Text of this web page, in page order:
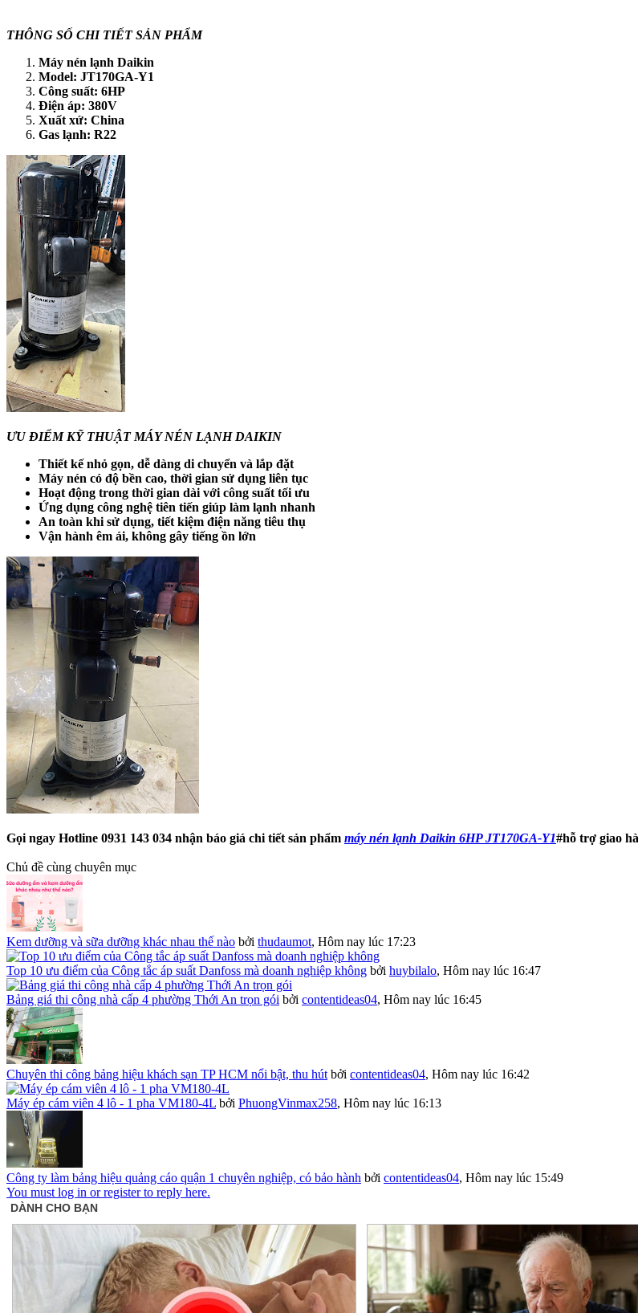
THÔNG SỐ CHI TIẾT SẢN PHẨM
Máy nén lạnh Daikin
Model: JT170GA-Y1
Công suất: 6HP
Điện áp: 380V
Xuất xứ: China
Gas lạnh: R22
ƯU ĐIỂM KỸ THUẬT MÁY NÉN LẠNH DAIKIN
Thiết kế nhỏ gọn, dễ dàng di chuyển và lắp đặt
Máy nén có độ bền cao, thời gian sử dụng liên tục
Hoạt động trong thời gian dài với công suất tối ưu
Ứng dụng công nghệ tiên tiến giúp làm lạnh nhanh
An toàn khi sử dụng, tiết kiệm điện năng tiêu thụ
Vận hành êm ái, không gây tiếng ồn lớn
Gọi ngay Hotline 0931 143 034 nhận báo giá chi tiết sản phẩm máy nén lạnh Daikin 6HP JT170GA-Y1#hỗ trợ giao
Chủ đề cùng chuyên mục
Kem dưỡng và sữa dưỡng khác nhau thế nào bởi thudaumot, Hôm nay lúc 17:23
Top 10 ưu điểm của Công tắc áp suất Danfoss mà doanh nghiệp không bởi huybilalo, Hôm nay lúc 16:47
Bảng giá thi công nhà cấp 4 phường Thới An trọn gói bởi contentideas04, Hôm nay lúc 16:45
Chuyên thi công bảng hiệu khách sạn TP HCM nổi bật, thu hút bởi contentideas04, Hôm nay lúc 16:42
Máy ép cám viên 4 lô - 1 pha VM180-4L bởi PhuongVinmax258, Hôm nay lúc 16:13
Công ty làm bảng hiệu quảng cáo quận 1 chuyên nghiệp, có bảo hành bởi contentideas04, Hôm nay lúc 15:49
You must log in or register to reply here.